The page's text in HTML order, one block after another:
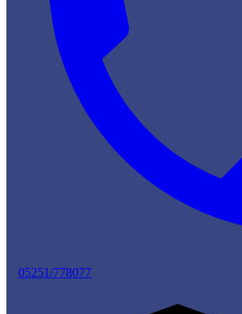
05251/778077